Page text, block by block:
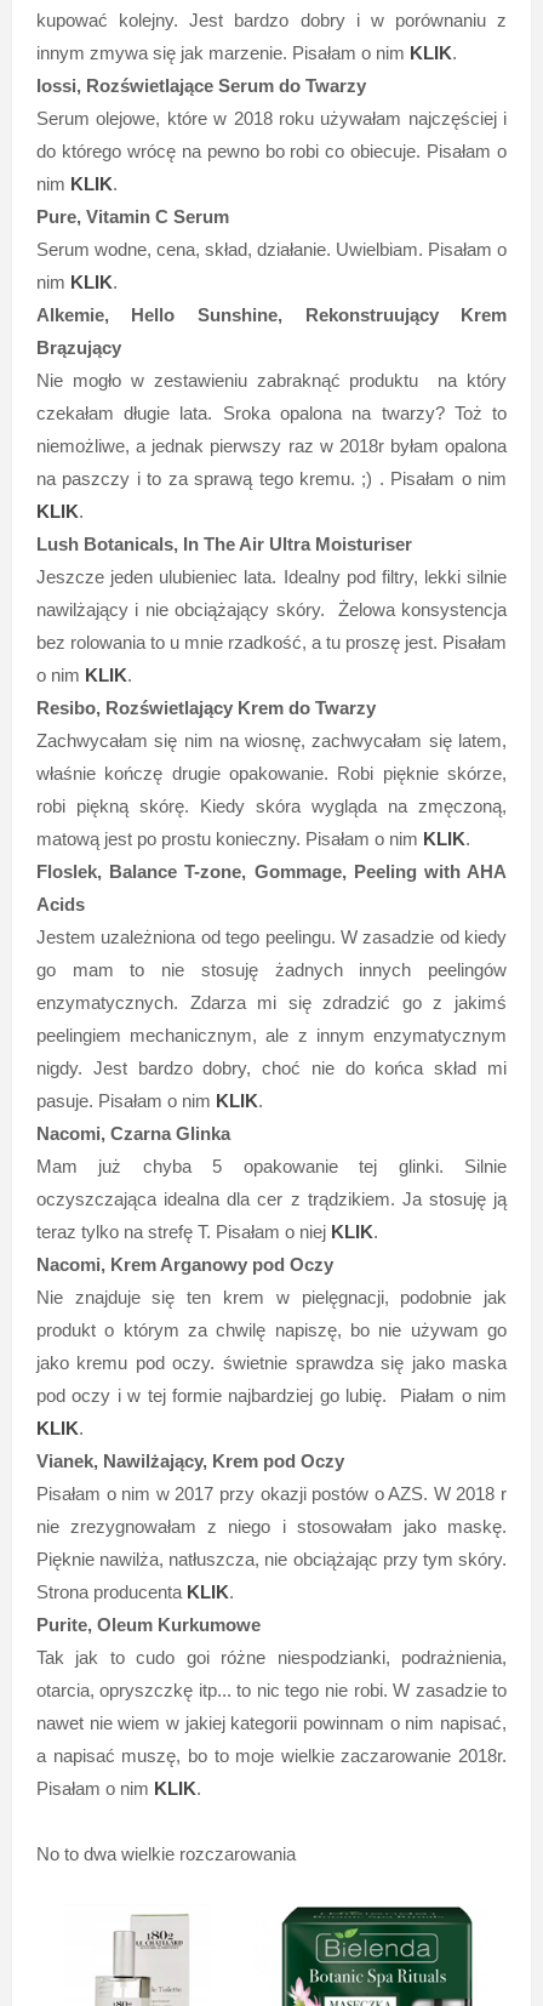
kupować kolejny. Jest bardzo dobry i w porównaniu z
innym zmywa się jak marzenie. Pisałam o nim KLIK.
Iossi, Rozświetlające Serum do Twarzy
Serum olejowe, które w 2018 roku używałam najczęściej i
do którego wrócę na pewno bo robi co obiecuje. Pisałam o
nim KLIK.
Pure, Vitamin C Serum
Serum wodne, cena, skład, działanie. Uwielbiam. Pisałam o
nim KLIK.
Alkemie, Hello Sunshine, Rekonstruujący Krem
Brązujący
Nie mogło w zestawieniu zabraknąć produktu na który
czekałam długie lata. Sroka opalona na twarzy? Toż to
niemożliwe, a jednak pierwszy raz w 2018r byłam opalona
na paszczy i to za sprawą tego kremu. ;) . Pisałam o nim
KLIK.
Lush Botanicals, In The Air Ultra Moisturiser
Jeszcze jeden ulubieniec lata. Idealny pod filtry, lekki silnie
nawilżający i nie obciążający skóry. Żelowa konsystencja
bez rolowania to u mnie rzadkość, a tu proszę jest. Pisałam
o nim KLIK.
Resibo, Rozświetlający Krem do Twarzy
Zachwycałam się nim na wiosnę, zachwycałam się latem,
właśnie kończę drugie opakowanie. Robi pięknie skórze,
robi piękną skórę. Kiedy skóra wygląda na zmęczoną,
matową jest po prostu konieczny. Pisałam o nim KLIK.
Floslek, Balance T-zone, Gommage, Peeling with AHA
Acids
Jestem uzależniona od tego peelingu. W zasadzie od kiedy
go mam to nie stosuję żadnych innych peelingów
enzymatycznych. Zdarza mi się zdradzić go z jakimś
peelingiem mechanicznym, ale z innym enzymatycznym
nigdy. Jest bardzo dobry, choć nie do końca skład mi
pasuje. Pisałam o nim KLIK.
Nacomi, Czarna Glinka
Mam już chyba 5 opakowanie tej glinki. Silnie
oczyszczająca idealna dla cer z trądzikiem. Ja stosuję ją
teraz tylko na strefę T. Pisałam o niej KLIK.
Nacomi, Krem Arganowy pod Oczy
Nie znajduje się ten krem w pielęgnacji, podobnie jak
produkt o którym za chwilę napiszę, bo nie używam go
jako kremu pod oczy. świetnie sprawdza się jako maska
pod oczy i w tej formie najbardziej go lubię. Piałam o nim
KLIK.
Vianek, Nawilżający, Krem pod Oczy
Pisałam o nim w 2017 przy okazji postów o AZS. W 2018 r
nie zrezygnowałam z niego i stosowałam jako maskę.
Pięknie nawilża, natłuszcza, nie obciążając przy tym skóry.
Strona producenta KLIK.
Purite, Oleum Kurkumowe
Tak jak to cudo goi różne niespodzianki, podrażnienia,
otarcia, opryszczkę itp... to nic tego nie robi. W zasadzie to
nawet nie wiem w jakiej kategorii powinnam o nim napisać,
a napisać muszę, bo to moje wielkie zaczarowanie 2018r.
Pisałam o nim KLIK.
No to dwa wielkie rozczarowania